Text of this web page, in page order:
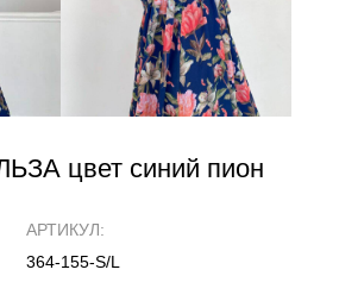
цвет синий пион
АРТИКУЛ:
364-155-S/L